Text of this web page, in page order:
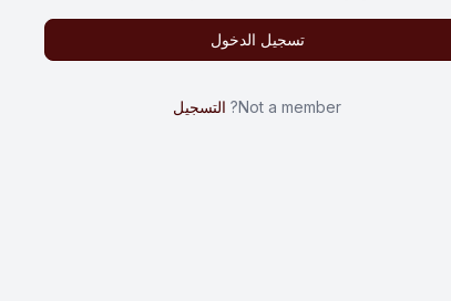
Not a member? التسجيل